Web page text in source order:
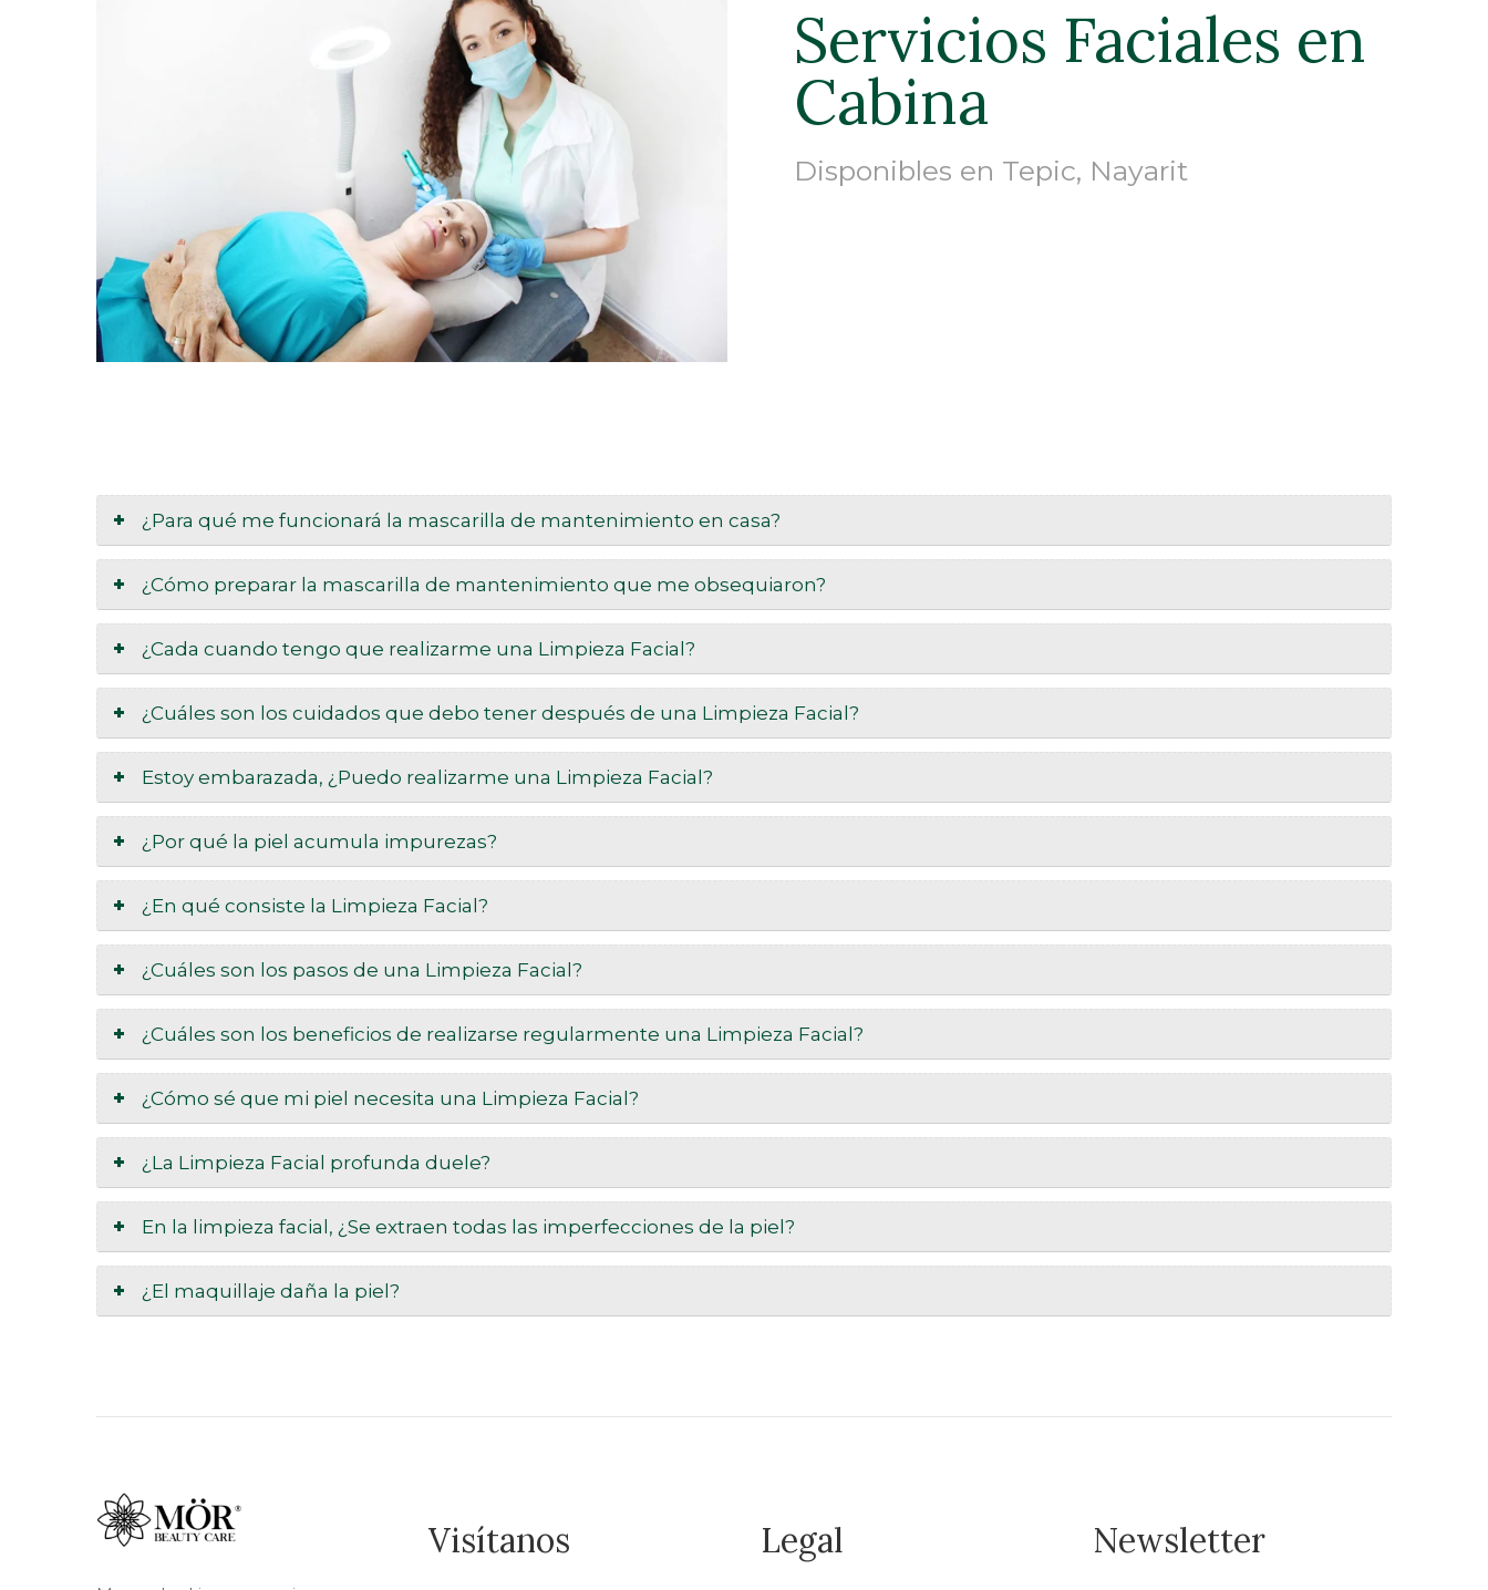
Servicios Faciales en
Cabina
Disponibles en Tepic, Nayarit
¿Para qué me funcionará la mascarilla de mantenimiento en casa?
¿Cómo preparar la mascarilla de mantenimiento que me obsequiaron?
¿Cada cuando tengo que realizarme una Limpieza Facial?
¿Cuáles son los cuidados que debo tener después de una Limpieza Facial?
Estoy embarazada, ¿Puedo realizarme una Limpieza Facial?
¿Por qué la piel acumula impurezas?
¿En qué consiste la Limpieza Facial?
¿Cuáles son los pasos de una Limpieza Facial?
¿Cuáles son los beneficios de realizarse regularmente una Limpieza Facial?
¿Cómo sé que mi piel necesita una Limpieza Facial?
¿La Limpieza Facial profunda duele?
En la limpieza facial, ¿Se extraen todas las imperfecciones de la piel?
¿El maquillaje daña la piel?
Visítanos Legal Newsletter